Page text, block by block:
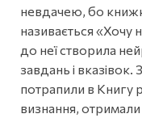
невдачею, бо
називається «Хочу
до неї створила
завдань і вказівок.
потрапили в Книгу
визнання,